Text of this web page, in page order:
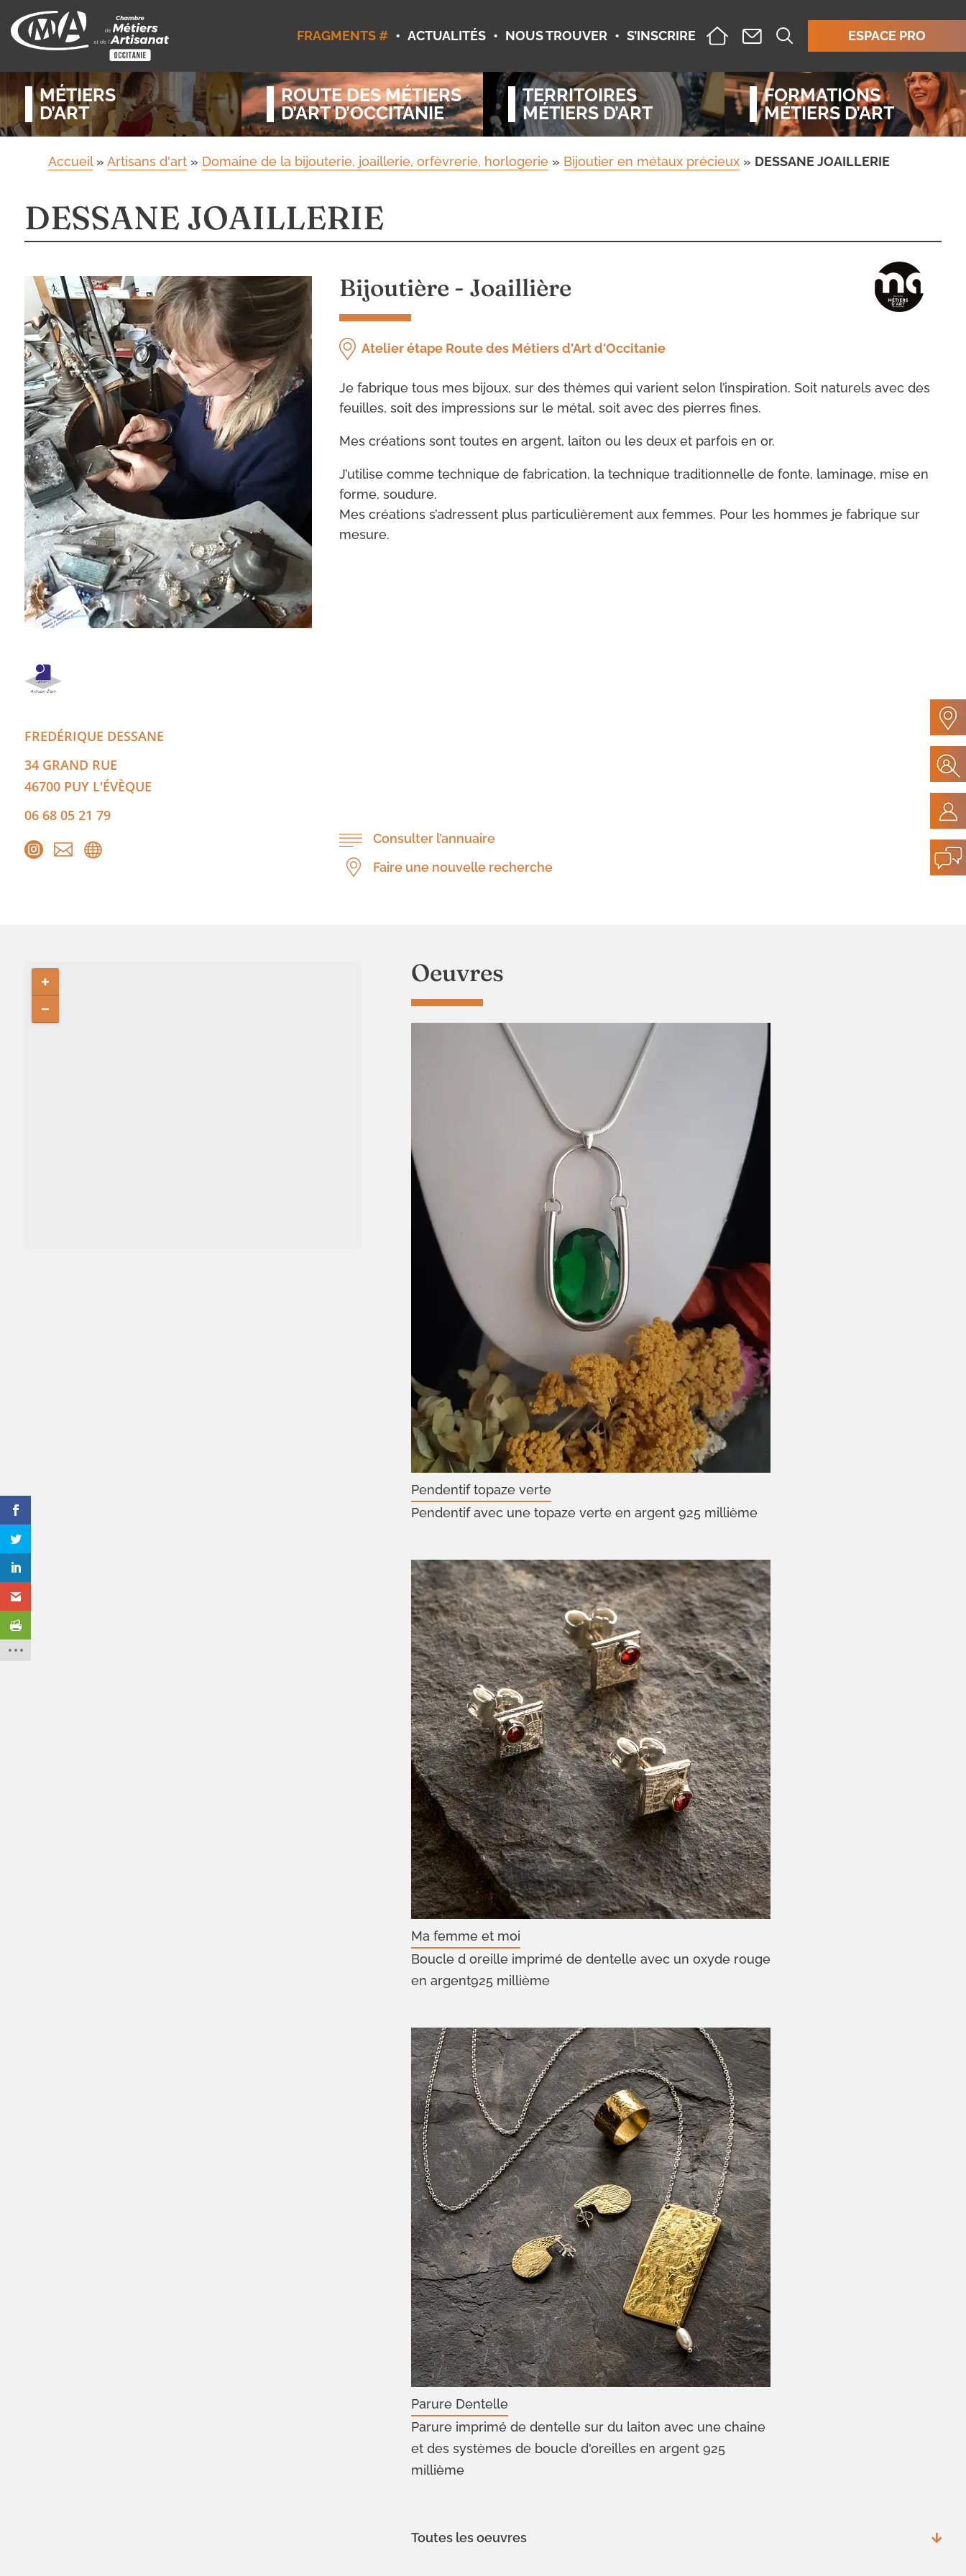
FRAGMENTS # • ACTUALITÉS • NOUS TROUVER • S’INSCRIRE ESPACE PRO
MÉTIERS
D’ART
ROUTE DES MÉTIERS
D’ART D’OCCITANIE
TERRITOIRES
MÉTIERS D’ART
FORMATIONS
MÉTIERS D’ART
Accueil»Artisans d'art » Domaine de la bijouterie, joaillerie, orfèvrerie, horlogerie » Bijoutier en métaux précieux » DESSANE JOAILLERIE
DESSANE JOAILLERIE
FREDÉRIQUE DESSANE
34 GRAND RUE
46700 PUY L'ÉVÈQUE
06 68 05 21 79
  
Bijoutière - Joaillière
Atelier étape Route des Métiers d'Art d'Occitanie
Je fabrique tous mes bijoux, sur des thèmes qui varient selon l’inspiration. Soit naturels avec des
feuilles, soit des impressions sur le métal, soit avec des pierres fines.
Mes créations sont toutes en argent, laiton ou les deux et parfois en or.
J’utilise comme technique de fabrication, la technique traditionnelle de fonte, laminage, mise en
forme, soudure.
Mes créations s’adressent plus particulièrement aux femmes. Pour les hommes je fabrique sur
mesure.
Consulter l’annuaire
Faire une nouvelle recherche
Oeuvres
Pendentif topaze verte
Pendentif avec une topaze verte en argent 925 millième
Ma femme et moi
Boucle d oreille imprimé de dentelle avec un oxyde rouge
en argent925 millième
Parure Dentelle
Parure imprimé de dentelle sur du laiton avec une chaine
et des systèmes de boucle d'oreilles en argent 925
millième
Toutes les oeuvres